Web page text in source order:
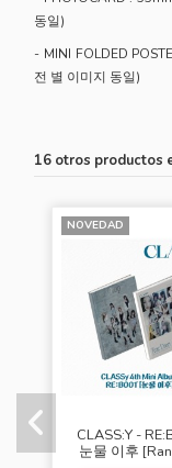
동일)
- MINI FOLDED
전 별 이미지 동일)
16 otros productos
NOVEDAD
CLASS:Y -
눈물 이후